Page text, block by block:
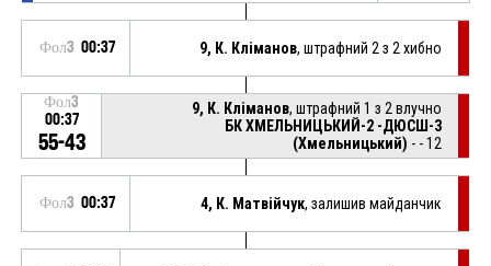
Фол3 00:37 9, К. Кліманов, штрафний 2 з 2 хибно
Фол3
00:37
55-43
9, К. Кліманов, штрафний 1 з 2 влучно
БК ХМЕЛЬНИЦЬКИЙ-2 -ДЮСШ-3
(Хмельницький) - - 12
Фол3 00:37 4, К. Матвійчук, залишив майданчик